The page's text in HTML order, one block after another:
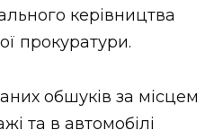
НОВИНИ
УКРАЇНИ
керівництва
прокуратури.
обшуків за місцем
та в автомобілі